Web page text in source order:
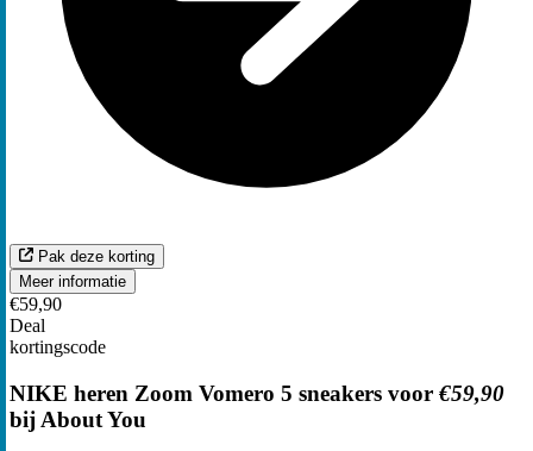
Pak deze korting
Meer informatie
€59,90
Deal
kortingscode
NIKE heren Zoom Vomero 5 sneakers voor €59,90
bij About You